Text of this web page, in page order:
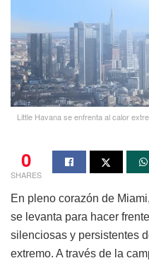
Little Havana se enfrenta al calor
0
SHARES
En pleno corazón de
se levanta para hacer
silenciosas y persistentes
extremo. A través de la